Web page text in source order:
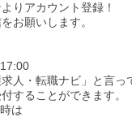
りアカウント登録！
お願いします。
人・転職ナビ」と言っ
することができます。
は